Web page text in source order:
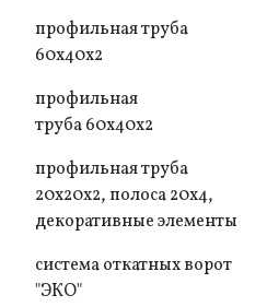
профильная труба
60x40x2
профильная
труба 60x40x2
профильная труба
20x20x2, полоса 20x4,
декоративные элементы
система откатных ворот
"ЭКО"